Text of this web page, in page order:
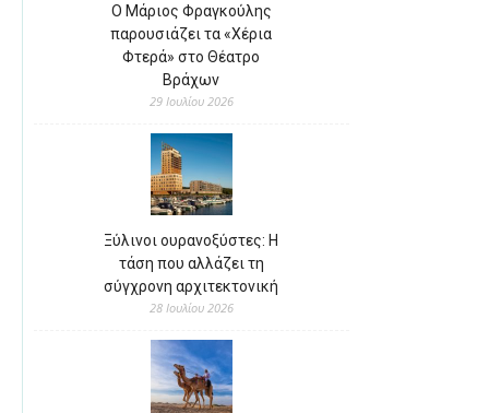
Ο Μάριος Φραγκούλης
παρουσιάζει τα «Χέρια
Φτερά» στο Θέατρο
Βράχων
29 Ιουλίου 2026
Ξύλινοι ουρανοξύστες: Η
τάση που αλλάζει τη
σύγχρονη αρχιτεκτονική
28 Ιουλίου 2026